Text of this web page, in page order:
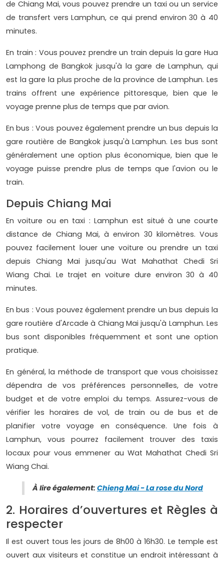
de Chiang Mai, vous pouvez prendre un taxi ou un service
de transfert vers Lamphun, ce qui prend environ 30 à 40
minutes.
En train : Vous pouvez prendre un train depuis la gare Hua
Lamphong de Bangkok jusqu'à la gare de Lamphun, qui
est la gare la plus proche de la province de Lamphun. Les
trains offrent une expérience pittoresque, bien que le
voyage prenne plus de temps que par avion.
En bus : Vous pouvez également prendre un bus depuis la
gare routière de Bangkok jusqu'à Lamphun. Les bus sont
généralement une option plus économique, bien que le
voyage puisse prendre plus de temps que l'avion ou le
train.
Depuis Chiang Mai
En voiture ou en taxi : Lamphun est situé à une courte
distance de Chiang Mai, à environ 30 kilomètres. Vous
pouvez facilement louer une voiture ou prendre un taxi
depuis Chiang Mai jusqu'au Wat Mahathat Chedi Sri
Wiang Chai. Le trajet en voiture dure environ 30 à 40
minutes.
En bus : Vous pouvez également prendre un bus depuis la
gare routière d'Arcade à Chiang Mai jusqu'à Lamphun. Les
bus sont disponibles fréquemment et sont une option
pratique.
En général, la méthode de transport que vous choisissez
dépendra de vos préférences personnelles, de votre
budget et de votre emploi du temps. Assurez-vous de
vérifier les horaires de vol, de train ou de bus et de
planifier votre voyage en conséquence. Une fois à
Lamphun, vous pourrez facilement trouver des taxis
locaux pour vous emmener au Wat Mahathat Chedi Sri
Wiang Chai.
À lire également: Chieng Mai - La rose du Nord
2. Horaires d’ouvertures et Règles à
respecter
Il est ouvert tous les jours de 8h00 à 16h30. Le temple est
ouvert aux visiteurs et constitue un endroit intéressant à